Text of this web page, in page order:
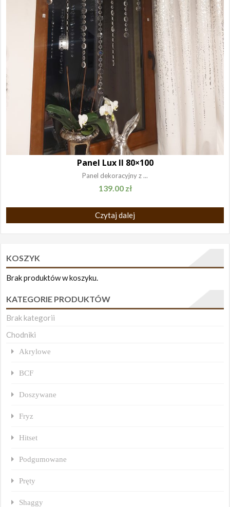
Panel Lux II 80×100
Panel dekoracyjny z ...
139.00 zł
Czytaj dalej
KOSZYK
Brak produktów w koszyku.
KATEGORIE PRODUKTÓW
Brak kategorii
Chodniki
Akrylowe
BCF
Doszywane
Fryz
Hitset
Podgumowane
Pręty
Shaggy